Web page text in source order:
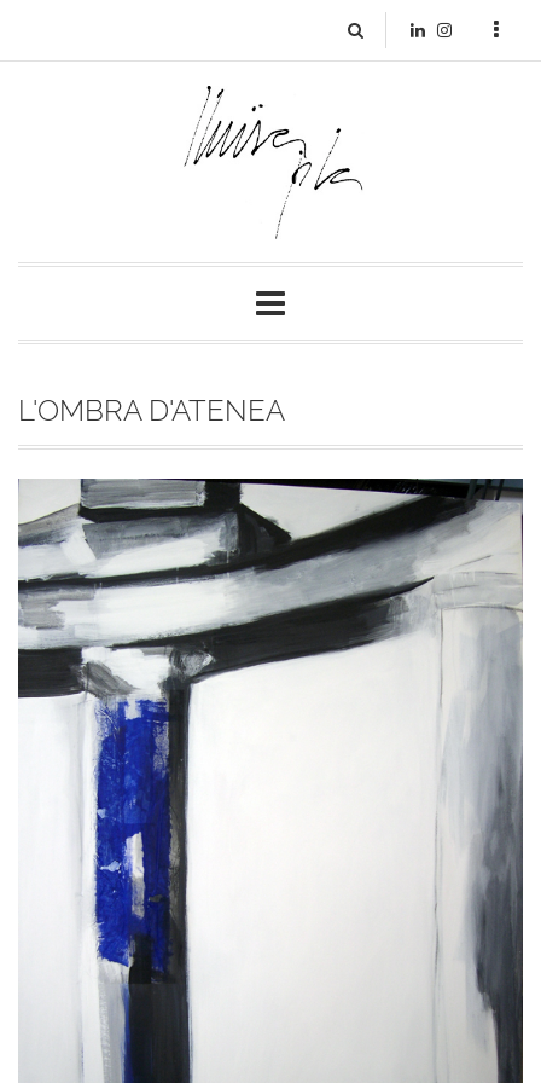
L'OMBRA D'ATENEA